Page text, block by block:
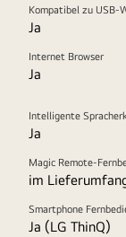
Kompatibel zu USB-
Ja
Internet Browser
Ja
Intelligente
Ja
Magic Remote-
im
Smartphone
Ja (LG ThinQ)